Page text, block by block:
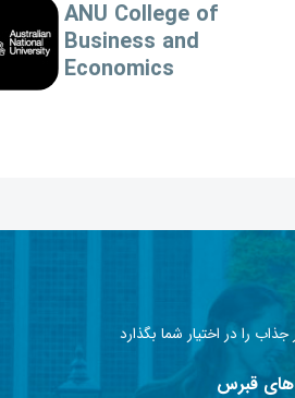
ANU College of
Business and
Economics
را در اختیار شما بگذارد
قبرس